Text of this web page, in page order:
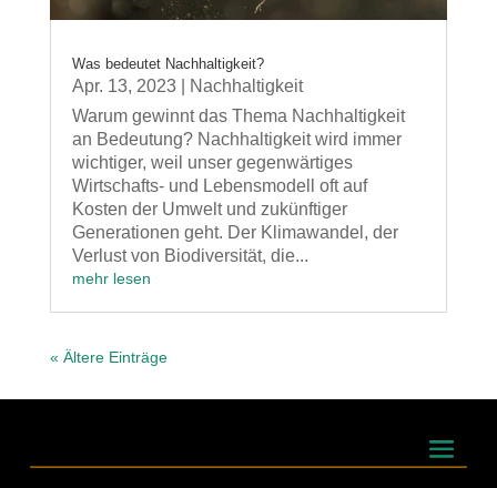
Was bedeutet Nachhaltigkeit?
Apr. 13, 2023|
Nachhaltigkeit
Warum gewinnt das Thema Nachhaltigkeit
an Bedeutung? Nachhaltigkeit wird immer
wichtiger, weil unser gegenwärtiges
Wirtschafts- und Lebensmodell oft auf
Kosten der Umwelt und zukünftiger
Generationen geht. Der Klimawandel, der
Verlust von Biodiversität, die...
mehr lesen
« Ältere Einträge